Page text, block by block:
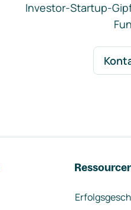
Investor-Startup-